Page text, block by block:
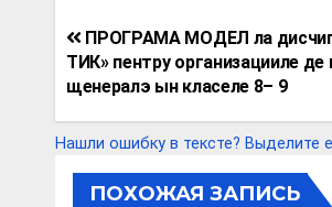
py
Li
n
k
er e
gr
a
m
at
s
A
p
p
b
o
o
k
Навигация
по
записям
ПРОГРАМА МОДЕЛ ла
ТИК» пентру организацииле
щенералэ ын класеле 8– 9
Нашли ошибку в тексте? Выделите
ПОХОЖАЯ ЗАПИСЬ